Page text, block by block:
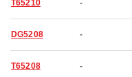
T65210 -
DG5208 -
T65208 -